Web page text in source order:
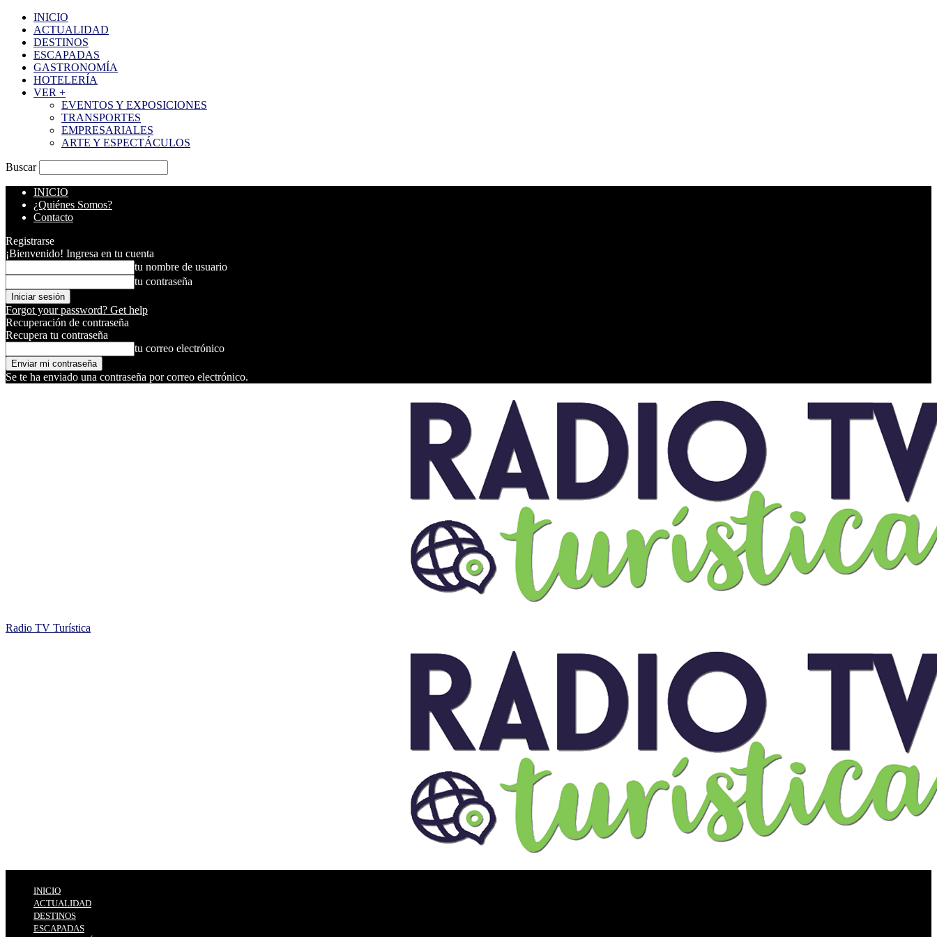
INICIO
ACTUALIDAD
DESTINOS
ESCAPADAS
GASTRONOMÍA
HOTELERÍA
VER +
EVENTOS Y EXPOSICIONES
TRANSPORTES
EMPRESARIALES
ARTE Y ESPECTÁCULOS
Buscar
INICIO
¿Quiénes Somos?
Contacto
Registrarse
¡Bienvenido! Ingresa en tu cuenta
tu nombre de usuario
tu contraseña
Forgot your password? Get help
Recuperación de contraseña
Recupera tu contraseña
tu correo electrónico
Se te ha enviado una contraseña por correo electrónico.
Radio TV Turística
INICIO
ACTUALIDAD
DESTINOS
ESCAPADAS